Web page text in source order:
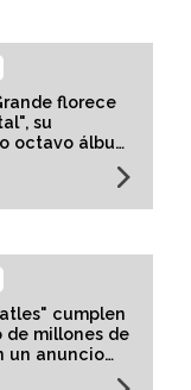
florece
su
octavo álbum
cumplen
de millones de
un anuncio